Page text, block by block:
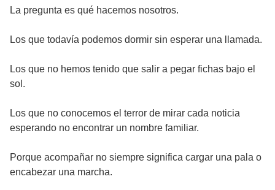
La pregunta es qué hacemos nosotros.
Los que todavía podemos dormir sin esperar una llamada.
Los que no hemos tenido que salir a pegar fichas bajo el
sol.
Los que no conocemos el terror de mirar cada noticia
esperando no encontrar un nombre familiar.
Porque acompañar no siempre significa cargar una pala o
encabezar una marcha.